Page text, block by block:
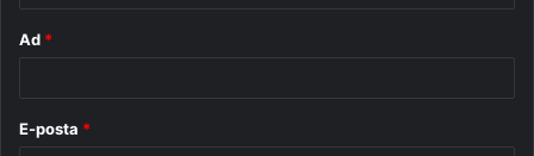
Ad *
E-posta *